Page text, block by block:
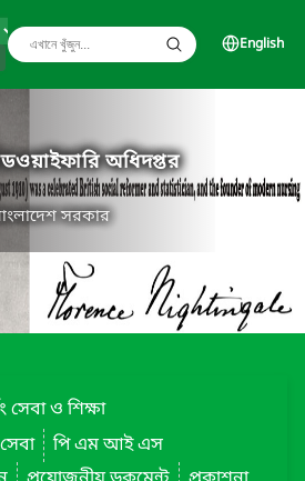
English
অধিদপ্তর
সরকার
সেবা ও শিক্ষা
পি এম আই এস